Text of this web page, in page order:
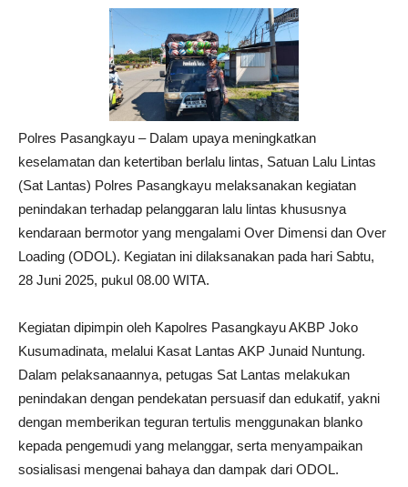
Polres Pasangkayu – Dalam upaya meningkatkan
keselamatan dan ketertiban berlalu lintas, Satuan Lalu Lintas
(Sat Lantas) Polres Pasangkayu melaksanakan kegiatan
penindakan terhadap pelanggaran lalu lintas khususnya
kendaraan bermotor yang mengalami Over Dimensi dan Over
Loading (ODOL). Kegiatan ini dilaksanakan pada hari Sabtu,
28 Juni 2025, pukul 08.00 WITA.
Kegiatan dipimpin oleh Kapolres Pasangkayu AKBP Joko
Kusumadinata, melalui Kasat Lantas AKP Junaid Nuntung.
Dalam pelaksanaannya, petugas Sat Lantas melakukan
penindakan dengan pendekatan persuasif dan edukatif, yakni
dengan memberikan teguran tertulis menggunakan blanko
kepada pengemudi yang melanggar, serta menyampaikan
sosialisasi mengenai bahaya dan dampak dari ODOL.